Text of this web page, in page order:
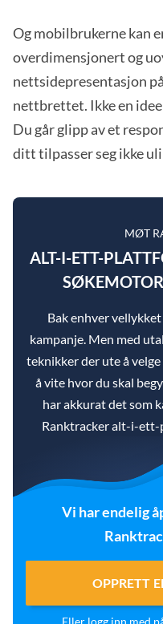
Og mobilbrukerne kan
overdimensjonert og
nettsidepresentasjon
nettbrettet. Ikke en
Du går glipp av et
ditt tilpasser seg ikke
MØT
ALT-I-ETT-
Bak enhver
kampanje. Men med
teknikker der ute å
å vite hvor du skal
har akkurat det som
Ranktracker alt-i-
Vi har endelig
OPPRETT